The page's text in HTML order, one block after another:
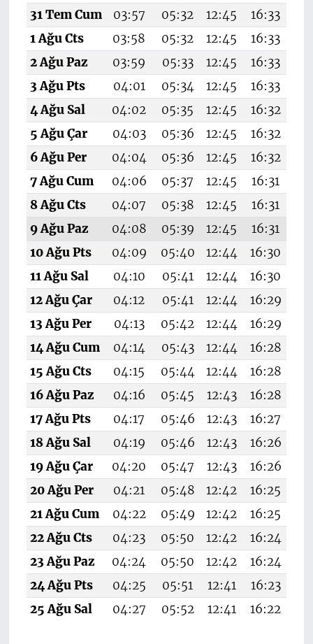
31 Tem Cum
03:57 05:32 12:45 16:33
1 Ağu Cts
03:58 05:32 12:45 16:33
2 Ağu Paz
03:59 05:33 12:45 16:33
3 Ağu Pts
04:01 05:34 12:45 16:33
4 Ağu Sal
04:02 05:35 12:45 16:32
5 Ağu Çar
04:03 05:36 12:45 16:32
6 Ağu Per
04:04 05:36 12:45 16:32
7 Ağu Cum
04:06 05:37 12:45 16:31
8 Ağu Cts
04:07 05:38 12:45 16:31
9 Ağu Paz
04:08 05:39 12:45 16:31
10 Ağu Pts
04:09 05:40 12:44 16:30
11 Ağu Sal
04:10 05:41 12:44 16:30
12 Ağu Çar
04:12 05:41 12:44 16:29
13 Ağu Per
04:13 05:42 12:44 16:29
14 Ağu Cum
04:14 05:43 12:44 16:28
15 Ağu Cts
04:15 05:44 12:44 16:28
16 Ağu Paz
04:16 05:45 12:43 16:28
17 Ağu Pts
04:17 05:46 12:43 16:27
18 Ağu Sal
04:19 05:46 12:43 16:26
19 Ağu Çar
04:20 05:47 12:43 16:26
20 Ağu Per
04:21 05:48 12:42 16:25
21 Ağu Cum
04:22 05:49 12:42 16:25
22 Ağu Cts
04:23 05:50 12:42 16:24
23 Ağu Paz
04:24 05:50 12:42 16:24
24 Ağu Pts
04:25 05:51 12:41 16:23
25 Ağu Sal
04:27 05:52 12:41 16:22